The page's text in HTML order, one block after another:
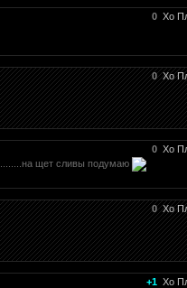
0
0
0
щет сливы подумаю
0
+1